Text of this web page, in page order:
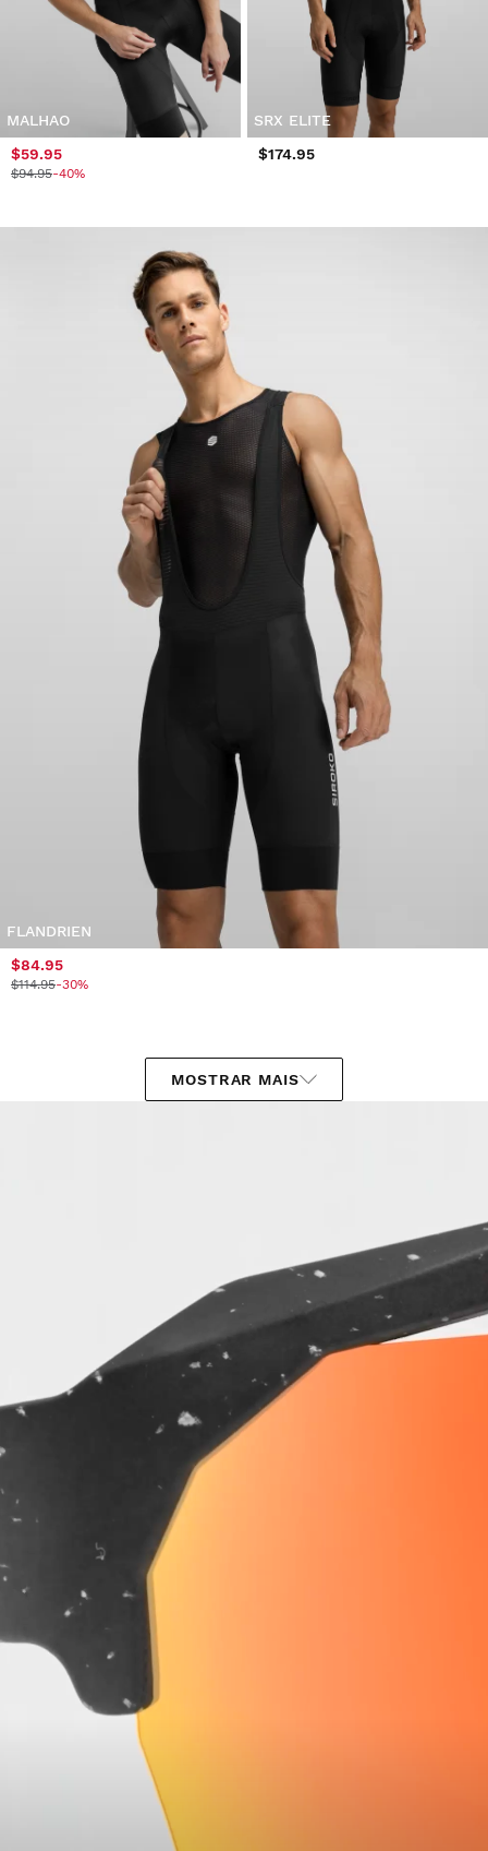
MALHAO
$59.95
$94.95-40%
SRX ELITE
$174.95
FLANDRIEN
$84.95
$114.95-30%
MOSTRAR MAIS